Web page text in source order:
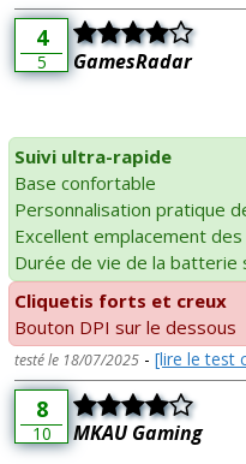
4
5 GamesRadar
Suivi ultra-rapide
Base confortable
Personnalisation pratique
Excellent emplacement
Durée de vie de la batterie
Cliquetis forts et creux
Bouton DPI sur le dessous
testé le 18/07/2025 - [lire le test
8
10 MKAU Gaming